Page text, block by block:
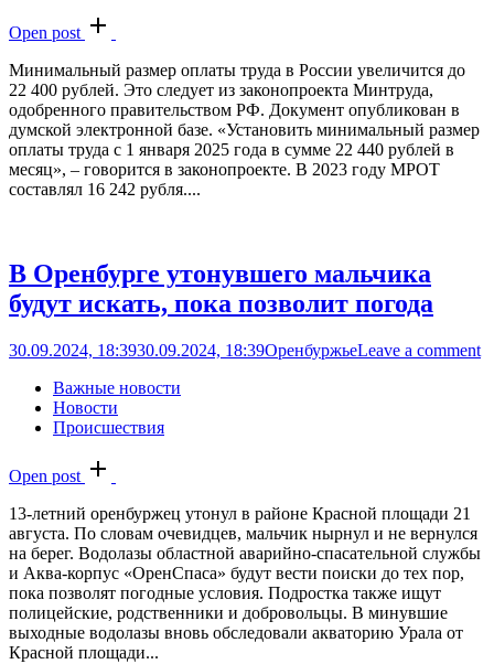
Open post
Минимальный размер оплаты труда в России увеличится до
22 400 рублей. Это следует из законопроекта Минтруда,
одобренного правительством РФ. Документ опубликован в
думской электронной базе. «Установить минимальный размер
оплаты труда с 1 января 2025 года в сумме 22 440 рублей в
месяц», – говорится в законопроекте. В 2023 году МРОТ
составлял 16 242 рубля....
В Оренбурге утонувшего мальчика
будут искать, пока позволит погода
30.09.2024, 18:3930.09.2024, 18:39ОренбуржьеLeave a comment
Важные новости
Новости
Происшествия
Open post
13-летний оренбуржец утонул в районе Красной площади 21
августа. По словам очевидцев, мальчик нырнул и не вернулся
на берег. Водолазы областной аварийно-спасательной службы
и Аква-корпус «ОренСпаса» будут вести поиски до тех пор,
пока позволят погодные условия. Подростка также ищут
полицейские, родственники и добровольцы. В минувшие
выходные водолазы вновь обследовали акваторию Урала от
Красной площади...